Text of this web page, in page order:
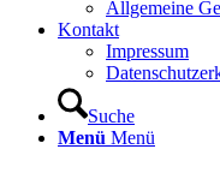
Allgemeine
Kontakt
Impressum
Suche
Menü Menü